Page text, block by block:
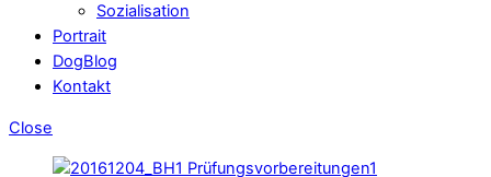
Sozialisation
Portrait
DogBlog
Kontakt
Close